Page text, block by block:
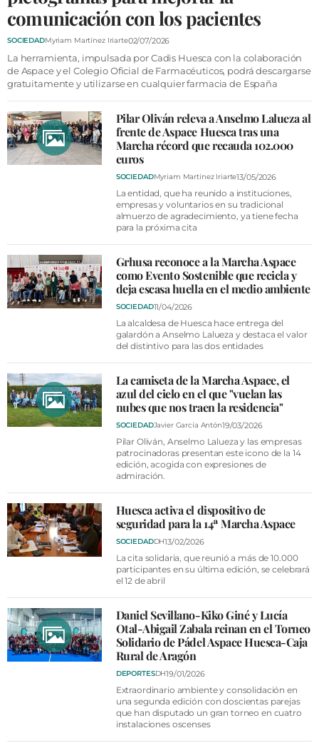
CONTACTAR
FIESTAS EN EL ALTO ARAGÓN
FIESTAS DE SAN LORENZO
CARTELERA
FARMACIAS
CLUB DEL AMIGO MILITANTE
INICIAR SESIÓN
comunicación con los pacientes
SOCIEDADMyriam Martínez Iriarte02/07/2026
La herramienta, impulsada por Cadis Huesca con la colaboración
de Aspace y el Colegio Oficial de Farmacéuticos, podrá descargarse
gratuitamente y utilizarse en cualquier farmacia de España
Pilar Oliván releva a Anselmo Lalueza al
frente de Aspace Huesca tras una
Marcha récord que recauda 102.000
euros
SOCIEDADMyriam Martínez Iriarte13/05/2026
La entidad, que ha reunido a instituciones,
empresas y voluntarios en su tradicional
almuerzo de agradecimiento, ya tiene fecha
para la próxima cita
Grhusa reconoce a la Marcha Aspace
como Evento Sostenible que recicla y
deja escasa huella en el medio ambiente
SOCIEDAD11/04/2026
La alcaldesa de Huesca hace entrega del
galardón a Anselmo Lalueza y destaca el valor
del distintivo para las dos entidades
La camiseta de la Marcha Aspace, el
azul del cielo en el que "vuelan las
nubes que nos traen la residencia"
SOCIEDADJavier García Antón19/03/2026
Pilar Oliván, Anselmo Lalueza y las empresas
patrocinadoras presentan este icono de la 14
edición, acogida con expresiones de
admiración.
Huesca activa el dispositivo de
seguridad para la 14ª Marcha Aspace
SOCIEDADDH13/02/2026
La cita solidaria, que reunió a más de 10.000
participantes en su última edición, se celebrará
el 12 de abril
Daniel Sevillano-Kiko Giné y Lucía
Otal-Abigail Zabala reinan en el Torneo
Solidario de Pádel Aspace Huesca-Caja
Rural de Aragón
DEPORTESDH19/01/2026
Extraordinario ambiente y consolidación en
una segunda edición con doscientas parejas
que han disputado un gran torneo en cuatro
instalaciones oscenses